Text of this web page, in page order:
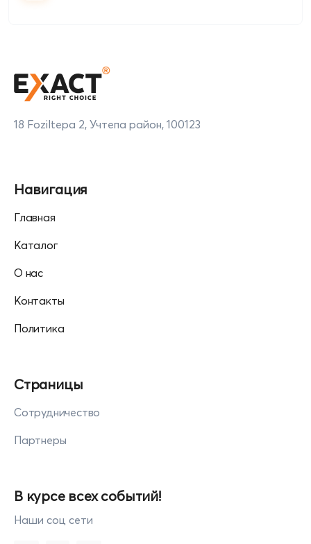
18 Foziltepa 2, Учтепа район, 100123
Навигация
Главная
Каталог
О нас
Контакты
Политика
Страницы
Сотрудничество
Партнеры
В курсе всех событий!
Наши соц сети